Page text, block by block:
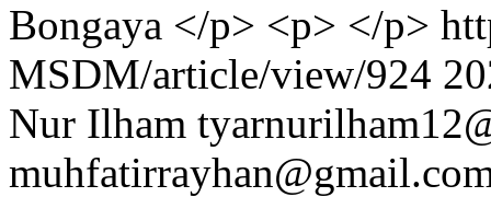
Bongaya </p> <p> </p>
MSDM/article/view/924
Nur Ilham